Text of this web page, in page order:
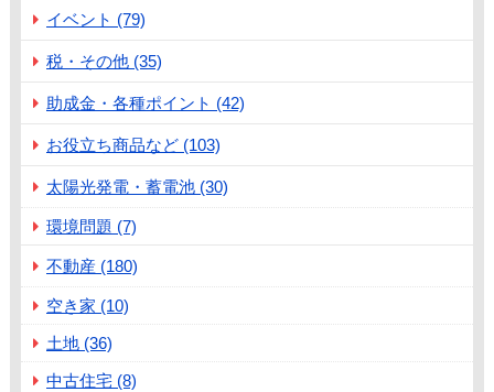
イベント (79)
税・その他 (35)
助成金・各種ポイント (42)
お役立ち商品など (103)
太陽光発電・蓄電池 (30)
環境問題 (7)
不動産 (180)
空き家 (10)
土地 (36)
中古住宅 (8)